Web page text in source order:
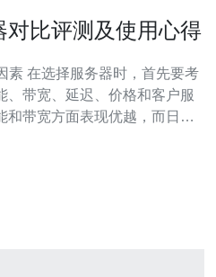
对比评测及使用心得
要考
、带宽、延迟、价格和客户服
和带宽方面表现优越，而日本